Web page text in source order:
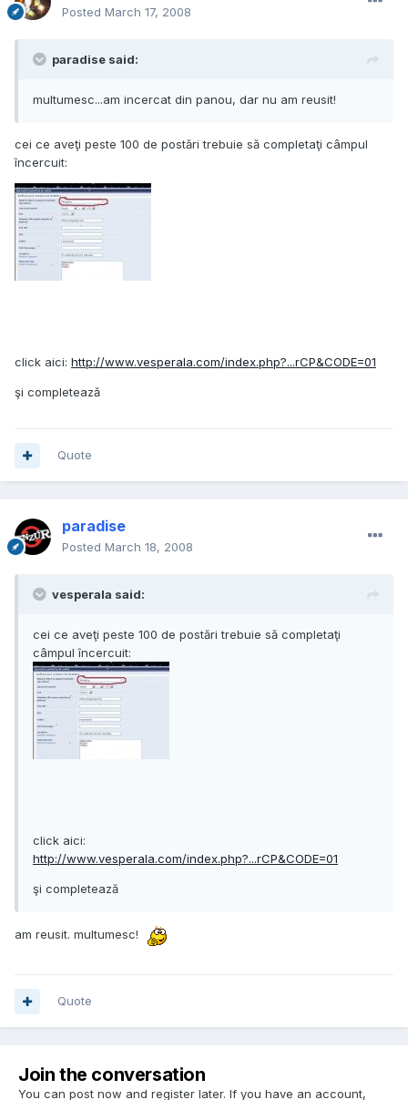
Posted March 17, 2008
paradise said:
multumesc...am incercat din panou, dar nu am reusit!
cei ce aveţi peste 100 de postări trebuie să completaţi câmpul
încercuit:
click aici: http://www.vesperala.com/index.php?...rCP&CODE=01
şi completează
Quote
paradise
Posted March 18, 2008
vesperala said:
cei ce aveţi peste 100 de postări trebuie să completaţi
câmpul încercuit:
click aici:
http://www.vesperala.com/index.php?...rCP&CODE=01
şi completează
am reusit. multumesc!
Quote
Join the conversation
You can post now and register later. If you have an account,